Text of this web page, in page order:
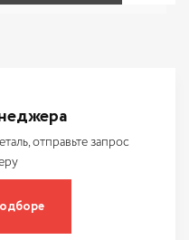
отправьте запрос